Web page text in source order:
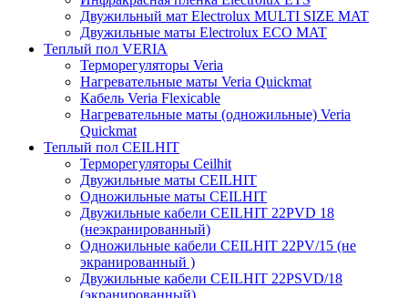
Двужильный мат Electrolux MULTI SIZE MAT
Двужильные маты Electrolux ECO MAT
Теплый пол VERIA
Терморегуляторы Veria
Нагревательные маты Veria Quickmat
Кабель Veria Flexicable
Нагревательные маты (одножильные) Veria
Quickmat
Теплый пол CEILHIT
Терморегуляторы Ceilhit
Двужильные маты CEILHIT
Одножильные маты CEILHIT
Двужильные кабели CEILHIT 22PVD 18
(неэкранированный)
Одножильные кабели CEILHIT 22PV/15 (не
экранированный )
Двужильные кабели CEILHIT 22PSVD/18
(экранированный)